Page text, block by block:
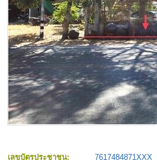
เลขบัตรประชาชน: 7617484871XXX